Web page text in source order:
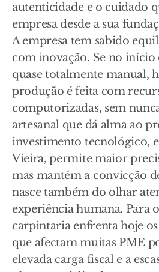
autenticidade e o cuidado
empresa desde a sua
A empresa tem sabido
com inovação. Se no
quase totalmente manual,
produção é feita com
computorizadas, sem
artesanal que dá alma ao
investimento tecnológico,
Vieira, permite maior
mas mantém a convicção
nasce também do olhar
experiência humana. Para
carpintaria enfrenta hoje
que afectam muitas PME
elevada carga fiscal e a